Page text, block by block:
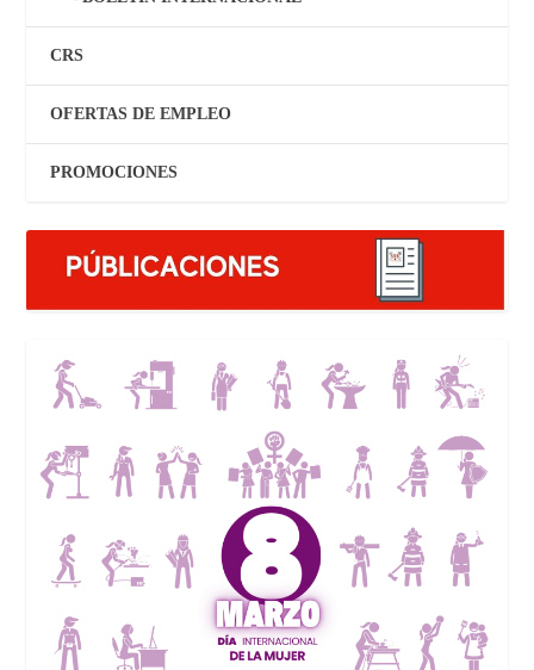
CRS
OFERTAS DE EMPLEO
PROMOCIONES